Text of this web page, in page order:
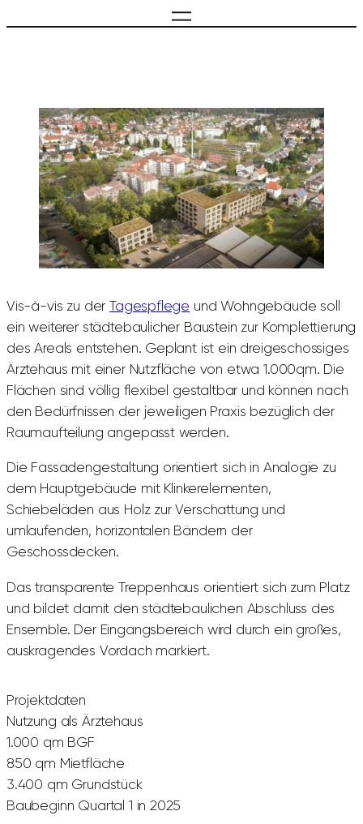
Vis-à-vis zu der Tagespflege und Wohngebäude soll
ein weiterer städtebaulicher Baustein zur Komplettierung
des Areals entstehen. Geplant ist ein dreigeschossiges
Ärztehaus mit einer Nutzfläche von etwa 1.000qm. Die
Flächen sind völlig flexibel gestaltbar und können nach
den Bedürfnissen der jeweiligen Praxis bezüglich der
Raumaufteilung angepasst werden.
Die Fassadengestaltung orientiert sich in Analogie zu
dem Hauptgebäude mit Klinkerelementen,
Schiebeläden aus Holz zur Verschattung und
umlaufenden, horizontalen Bändern der
Geschossdecken.
Das transparente Treppenhaus orientiert sich zum Platz
und bildet damit den städtebaulichen Abschluss des
Ensemble. Der Eingangsbereich wird durch ein großes,
auskragendes Vordach markiert.
Projektdaten
Nutzung als Ärztehaus
1.000 qm BGF
850 qm Mietfläche
3.400 qm Grundstück
Baubeginn Quartal 1 in 2025